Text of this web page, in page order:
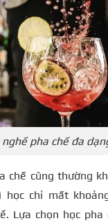
pha chế đa
chế cũng thường
học chỉ mất
Lựa chọn học pha